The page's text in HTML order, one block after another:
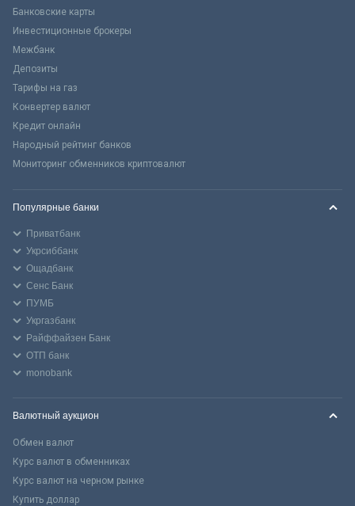
Банковские карты
Инвестиционные брокеры
Межбанк
Депозиты
Тарифы на газ
Конвертер валют
Кредит онлайн
Народный рейтинг банков
Мониторинг обменников криптовалют
Популярные банки
Приватбанк
Укрсиббанк
Ощадбанк
Сенс Банк
ПУМБ
Укргазбанк
Райффайзен Банк
ОТП банк
monobank
Валютный аукцион
Обмен валют
Курс валют в обменниках
Курс валют на черном рынке
Купить доллар